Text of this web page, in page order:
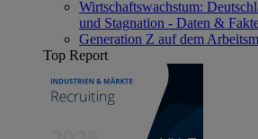
Wirtschaftswachstum:
und Stagnation - Daten &
Generation Z auf dem
Top Report